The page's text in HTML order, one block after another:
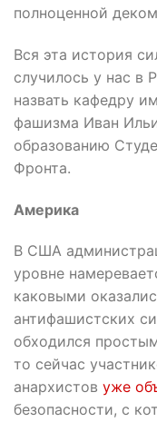
полноценной
Вся эта история
случилось у нас в
назвать кафедру
фашизма Иван
образованию
Фронта.
Америка
В США
уровне
каковыми
антифашистских
обходился
то сейчас
анархистов уже
безопасности, с